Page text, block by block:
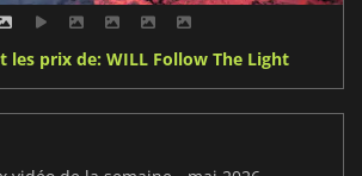
les prix de: WILL Follow The Light